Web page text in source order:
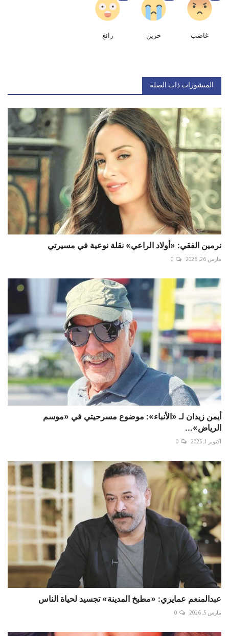
غاضب حزين رائع
المنشورات ذات الصلة
نرمين الفقي: «أولاد الراعي» نقلة نوعية في مسيرتي
مارس 26, 2026 0
أيمن زيدان لـ «الأنباء»: موضوع مسرحيتي في «موسم
الرياض»...
أكتوبر 1, 2025 0
عبدالمنعم عمايري: «مطبخ المدينة» تجسيد لحياة الناس
مارس 5, 2026 0